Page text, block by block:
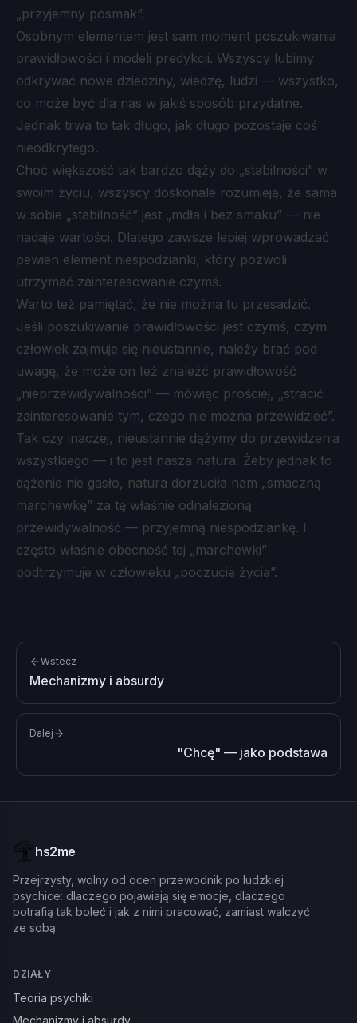
„przyjemny posmak”.
Osobnym elementem jest sam moment poszukiwania
prawidłowości i modeli predykcji. Wszyscy lubimy
odkrywać nowe dziedziny, wiedzę, ludzi — wszystko,
co może być dla nas w jakiś sposób przydatne.
Jednak trwa to tak długo, jak długo pozostaje coś
nieodkrytego.
Choć większość tak bardzo dąży do „stabilności” w
swoim życiu, wszyscy doskonale rozumieją, że sama
w sobie „stabilność” jest „mdła i bez smaku” — nie
nadaje wartości. Dlatego zawsze lepiej wprowadzać
pewien element niespodzianki, który pozwoli
utrzymać zainteresowanie czymś.
Warto też pamiętać, że nie można tu przesadzić.
Jeśli poszukiwanie prawidłowości jest czymś, czym
człowiek zajmuje się nieustannie, należy brać pod
uwagę, że może on też znaleźć prawidłowość
„nieprzewidywalności” — mówiąc prościej, „stracić
zainteresowanie tym, czego nie można przewidzieć”.
Tak czy inaczej, nieustannie dążymy do przewidzenia
wszystkiego — i to jest nasza natura. Żeby jednak to
dążenie nie gasło, natura dorzuciła nam „smaczną
marchewkę” za tę właśnie odnalezioną
przewidywalność — przyjemną niespodziankę. I
często właśnie obecność tej „marchewki”
podtrzymuje w człowieku „poczucie życia”.
Wstecz
Mechanizmy i absurdy
Dalej
"Chcę" — jako podstawa
hs2me
Przejrzysty, wolny od ocen przewodnik po ludzkiej
psychice: dlaczego pojawiają się emocje, dlaczego
potrafią tak boleć i jak z nimi pracować, zamiast walczyć
ze sobą.
DZIAŁY
Teoria psychiki
Mechanizmy i absurdy